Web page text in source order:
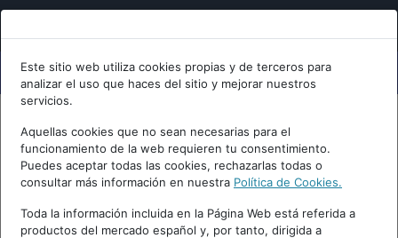
Este sitio web utiliza cookies propias y de terceros para
analizar el uso que haces del sitio y mejorar nuestros
servicios.
Aquellas cookies que no sean necesarias para el
funcionamiento de la web requieren tu consentimiento.
Puedes aceptar todas las cookies, rechazarlas todas o
consultar más información en nuestra Política de Cookies.
Toda la información incluida en la Página Web está referida a
productos del mercado español y, por tanto, dirigida a